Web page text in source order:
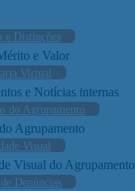
e Distinções
e Valor
Virtual
e Notícias internas
do Agrupamento
Agrupamento
Visual
Visual do Agrupamento
Denúncias